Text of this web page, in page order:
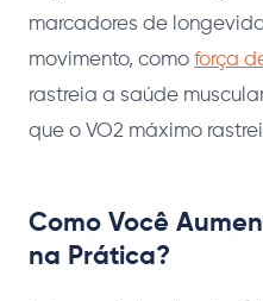
marcadores de
movimento, como força
rastreia a saúde
que o VO2 máximo
Como Você
na Prática?